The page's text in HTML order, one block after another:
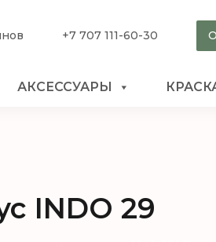
+7 707 111-60-30
АКСЕССУАРЫ
INDO 29